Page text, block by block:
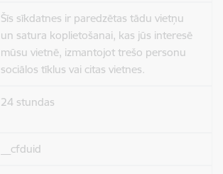
Šīs sīkdatnes ir paredzētas tādu vietņu
un satura koplietošanai, kas jūs interesē
mūsu vietnē, izmantojot trešo personu
sociālos tīklus vai citas vietnes.
24 stundas
__cfduid